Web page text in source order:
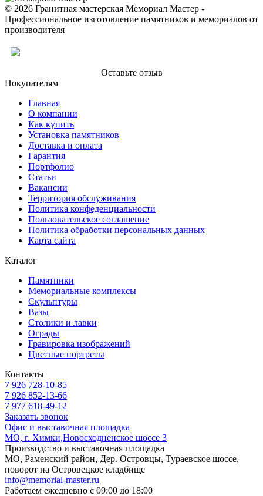
© 2026 Гранитная мастерская Мемориал Мастер -
Профессиональное изготовление памятников и мемориалов от
производителя
Оставьте отзыв
Покупателям
Главная
О компании
Как купить
Установка памятников
Доставка и оплата
Гарантия
Портфолио
Статьи
Вакансии
Территория обслуживания
Политика конфеденциальности
Пользовательское соглашение
Политика обработки персональных данных
Карта сайта
Каталог
Памятники
Мемориальные комплексы
Скульптуры
Вазы
Столики и лавки
Ограды
Гравировка изображений
Цветные портреты
Контакты
7 926 728-10-85
7 926 852-13-66
7 977 618-49-12
Заказать звонок
Офис и выставочная площадка
МО, г. Химки,Новосходненское шоссе 3
Производство и выставочная площадка
МО, Раменский район, Дер. Островцы, Тураевское шоссе,
поворот на Островецкое кладбище
info@memorial-master.ru
Работаем ежедневно с 09:00 до 18:00